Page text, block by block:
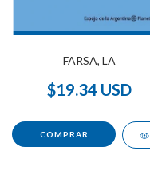
FARSA, LA
$19.34 USD